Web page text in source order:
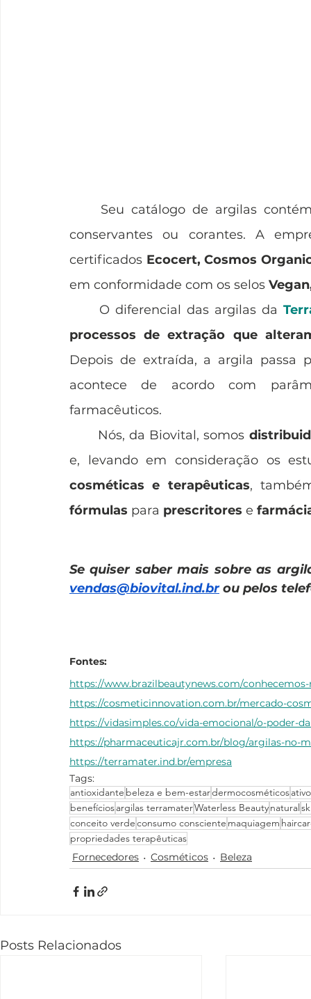
conservantes ou corantes. A
certificados Ecocert, Cosmos
em conformidade com os selos
	O diferencial das argilas da
processos de extração que
Depois de extraída, a argila passa
acontece de acordo com
farmacêuticos.
	Nós, da Biovital, somos
e, levando em consideração os
cosméticas e terapêuticas,
fórmulas para prescritores e
vendas@biovital.ind.br ou pelos
Fontes:
https://www.brazilbeautynews.com/
https://cosmeticinnovation.com.br/mercado-
https://vidasimples.co/vida-emocional/o-poder-
https://pharmaceuticajr.com.br/blog/argilas-no-
https://terramater.ind.br/empresa
Tags:
antioxidante beleza e bem-estardermocosméticos
benefíciosargilas terramaterWaterless Beautynatural
conceito verdeconsumo consciente maquiagem
propriedades terapêuticas
Fornecedores
Cosméticos Beleza
Posts Relacionados